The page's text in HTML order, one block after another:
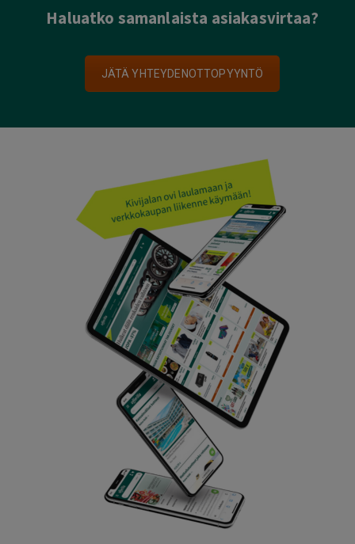
Haluatko samanlaista asiakasvirtaa?
JÄTÄ YHTEYDENOTTOPYYNTÖ